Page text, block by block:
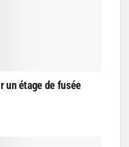
un étage de fusée